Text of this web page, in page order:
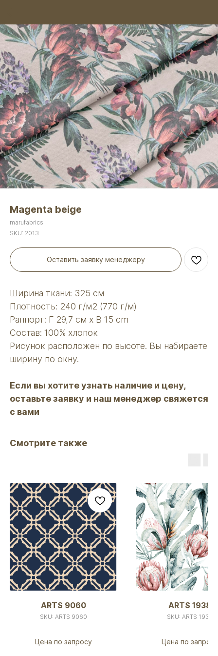
Magenta beige
marufabrics
SKU: 2013
Оставить заявку менеджеру
Ширина ткани: 325 см
Плотность: 240 г/м2 (770 г/м)
Раппорт: Г 29,7 см х В 15 сm
Состав: 100% хлопок
Рисунок расположен по высоте. Вы набираете
ширину по окну.
Если вы хотите узнать наличие и цену,
оставьте заявку и наш менеджер свяжется
с вами
Смотрите также
ARTS 9060
SKU: ARTS 9060
Цена по запросу
ARTS 1938
SKU: ARTS 1938
Цена по запросу